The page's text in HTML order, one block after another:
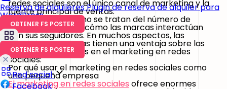
Reserva de alquileresPlugin de reserva de alquiler para
WordPress
OBTENER FS POSTER
OBTENER FS POSTER
Red social
Facebook
redes sociales son el único canal de marketing y la
fuente principal de ventas.
Las redes sociales no se tratan del número de
seguidores, sino de cómo las marcas interactúan
con sus seguidores. En muchos aspectos, las
pequeñas empresas tienen una ventaja sobre las
grandes compañías en el marketing en redes
sociales:
Por qué usar el marketing en redes sociales como
una pequeña empresa
El marketing en redes sociales ofrece enormes